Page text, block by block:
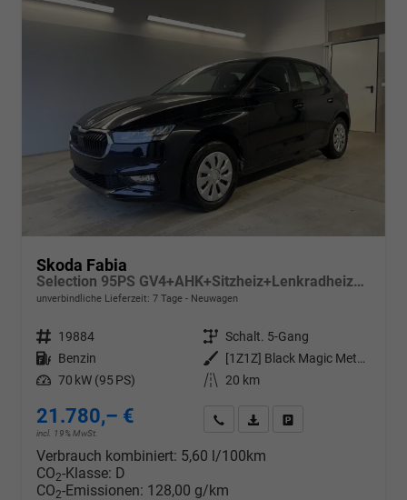
Skoda Fabia
Selection 95PS GV4+AHK+Sitzheiz+Lenkradheiz+Climatronic+Tempomat+PDC
unverbindliche Lieferzeit: 7 Tage Neuwagen
Fahrzeugnr. 19884 Getriebe Schalt. 5-Gang
Kraftstoff Benzin Außenfarbe
[1Z1Z] Black Magic Metallic
Leistung 70 kW (95 PS) Kilometerstand 20 km
21.780,– €
incl. 19% MwSt.
Wir rufen Sie anPDF-Datei, Fahrzeugexposé
Verbrauch kombiniert: 5,60 l/100km
CO2-Klasse: D
CO2-Emissionen: 128,00 g/km